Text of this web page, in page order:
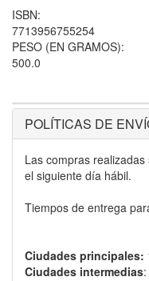
ISBN:
7713956755254
PESO (EN GRAMOS):
500.0
POLÍTICAS DE
Las compras
el siguiente día hábil.
Tiempos de entrega
Ciudades principales:
Ciudades intermedias